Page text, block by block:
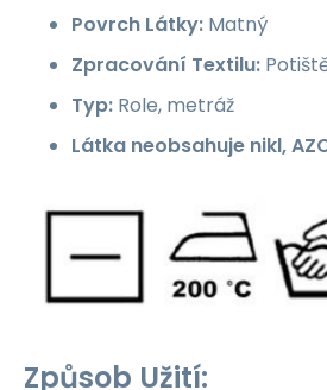
Povrch Látky: Matný
Zpracování Textilu:
Typ: Role, metráž
Látka neobsahuje nikl,
Způsob Užití: